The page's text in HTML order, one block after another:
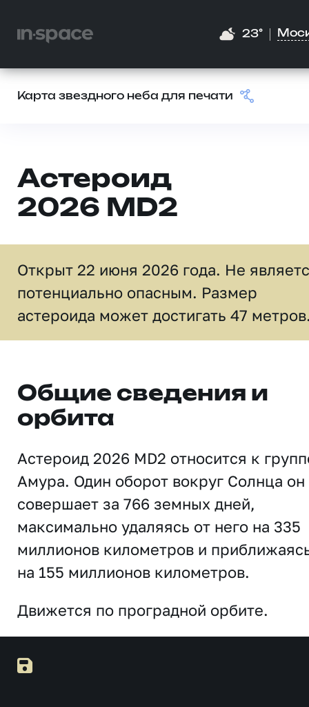
23°
Карта звездного неба для печати
Астероид
2026 MD2
Открыт 22 июня 2026 года. Не
потенциально опасным. Размер
астероида может достигать 47
Общие сведения и
орбита
Астероид 2026 MD2 относится к
Амура. Один оборот вокруг Солнца он
совершает за 766 земных дней,
максимально удаляясь от него на 335
миллионов километров и
на 155 миллионов километров.
Движется по проградной орбите.